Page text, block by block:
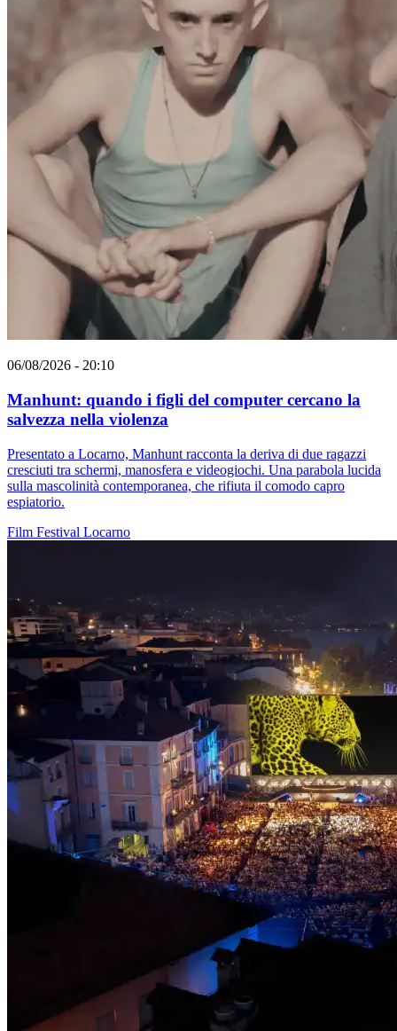
06/08/2026 - 20:10
Manhunt: quando i figli del computer cercano la
salvezza nella violenza
Presentato a Locarno, Manhunt racconta la deriva di due ragazzi
cresciuti tra schermi, manosfera e videogiochi. Una parabola lucida
sulla mascolinità contemporanea, che rifiuta il comodo capro
espiatorio.
Film Festival Locarno